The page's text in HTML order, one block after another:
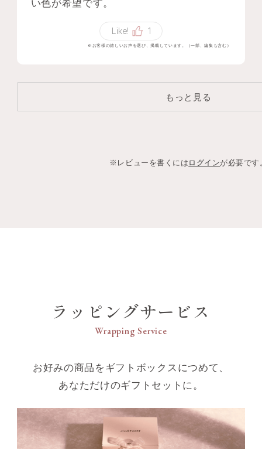
い色が希望です。
Like! 1
※お客様の嬉しいお声を選び、掲載しています。（一部、編集も含む）
もっと見る
※レビューを書くにはログインが必要です
ラッピングサービス
Wrapping Service
お好みの商品をギフトボックスにつめて、
あなただけのギフトセットに。